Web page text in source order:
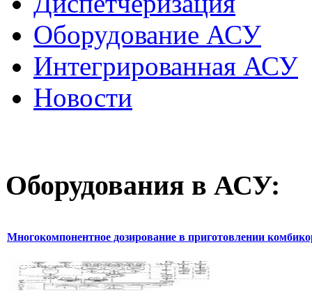
Оборудование АСУ
Интегрированная АСУ
Новости
Оборудования в АСУ:
Многокомпонентное дозирование в приготовлении